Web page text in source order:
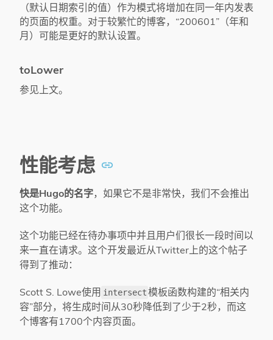
（默认日期索引的值）作为模式将增加在同一年内发表
的页面的权重。对于较繁忙的博客，“200601”（年和
月）可能是更好的默认设置。
toLower
参见上文。
性能考虑
快是Hugo的名字，如果它不是非常快，我们不会推出
这个功能。
这个功能已经在待办事项中并且用户们很长一段时间以
来一直在请求。这个开发最近从Twitter上的这个帖子
得到了推动：
Scott S. Lowe使用 intersect 模板函数构建的“相关内
容”部分，将生成时间从30秒降低到了少于2秒，而这
个博客有1700个内容页面。